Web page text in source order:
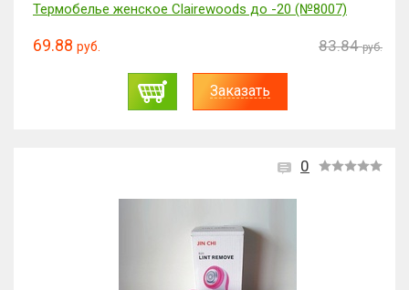
Термобелье женское Clairewoods до -20 (№8007)
69.88 руб. 83.84 руб.
Заказать
0